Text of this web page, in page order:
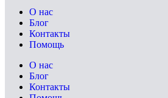
О нас
Блог
Контакты
Помощь
О нас
Блог
Контакты